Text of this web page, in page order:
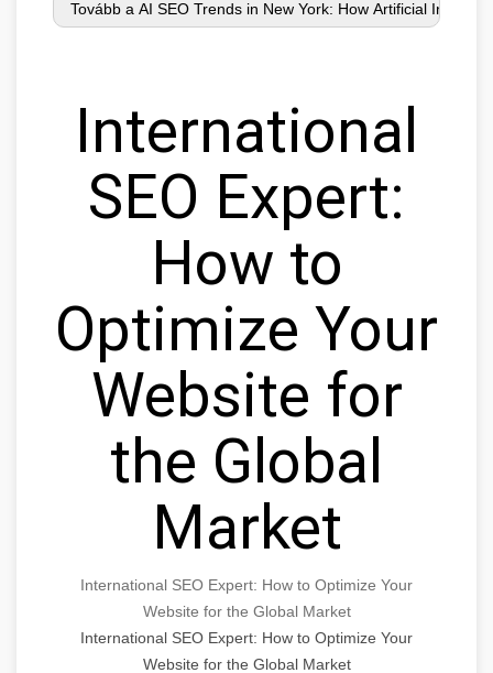
International
SEO Expert:
How to
Optimize Your
Website for
the Global
Market
International SEO Expert: How to Optimize Your
Website for the Global Market
International SEO Expert: How to Optimize Your
Website for the Global Market